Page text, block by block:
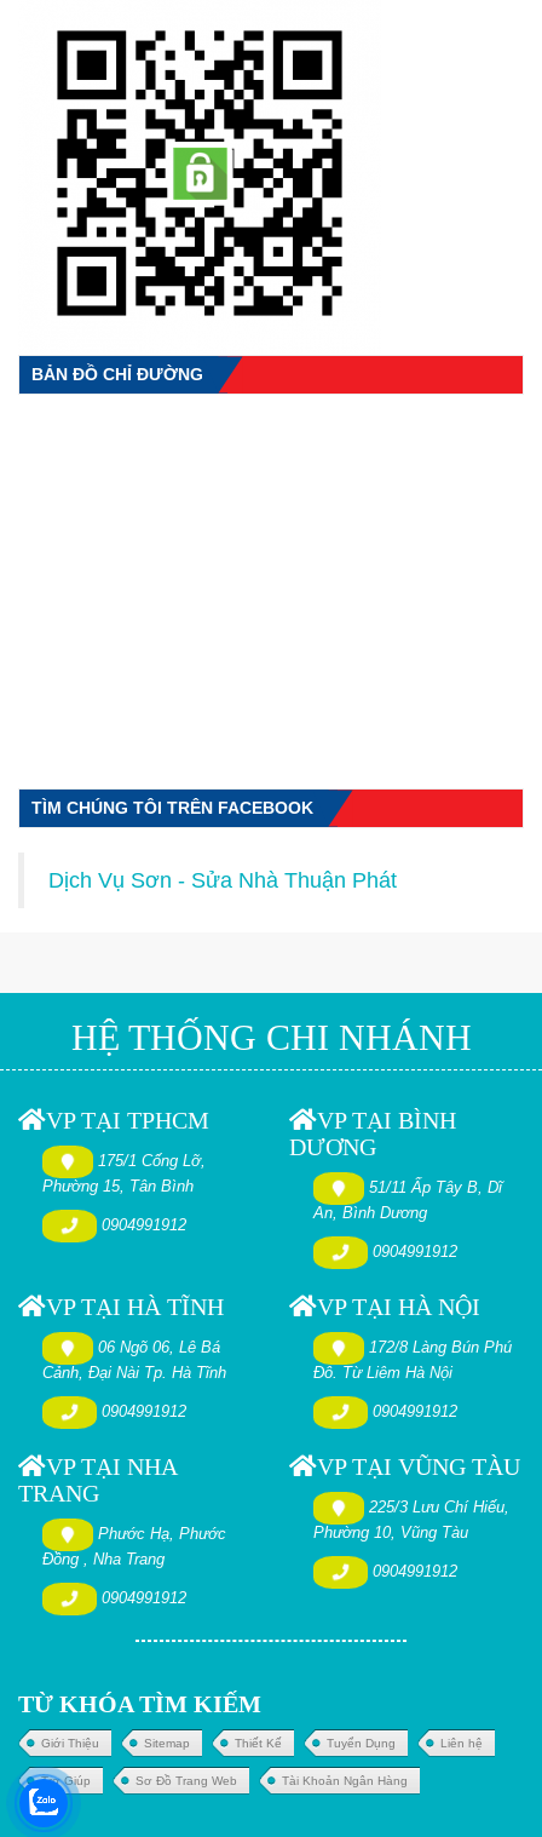
BẢN ĐỒ CHỈ ĐƯỜNG
TÌM CHÚNG TÔI TRÊN FACEBOOK
Dịch Vụ Sơn - Sửa Nhà Thuận Phát
HỆ THỐNG CHI NHÁNH
VP TẠI TPHCM
175/1 Cống Lỡ,
Phường 15, Tân Bình
0904991912
VP TẠI BÌNH
DƯƠNG
51/11 Ấp Tây B, Dĩ
An, Bình Dương
0904991912
VP TẠI HÀ TĨNH
06 Ngõ 06, Lê Bá
Cảnh, Đại Nài Tp. Hà Tĩnh
0904991912
VP TẠI HÀ NỘI
172/8 Làng Bún Phú
Đô. Từ Liêm Hà Nội
0904991912
VP TẠI NHA
TRANG
Phước Hạ, Phước
Đồng , Nha Trang
0904991912
VP TẠI VŨNG TÀU
225/3 Lưu Chí Hiếu,
Phường 10, Vũng Tàu
0904991912
TỪ KHÓA TÌM KIẾM
Giới Thiệu Sitemap Thiết Kế Tuyển Dụng Liên hệ
Trợ Giúp Sơ Đồ Trang Web Tài Khoản Ngân Hàng